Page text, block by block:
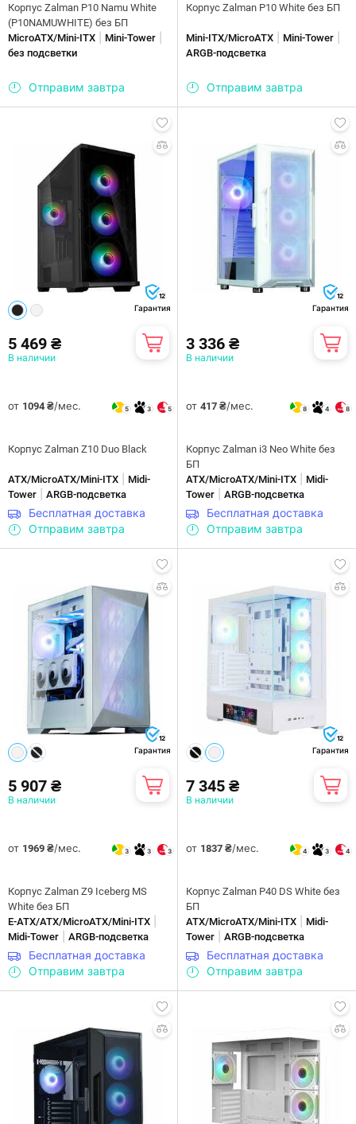
Корпус Zalman P10 Namu White
(P10NAMUWHITE) без БП
MicroATX/Mini-ITX
Mini-Tower
без подсветки
Отправим завтра
Корпус Zalman P10 White без БП
Mini-ITX/MicroATX Mini-Tower
ARGB-подсветка
Отправим завтра
12
Гарантия
5 469 ₴
В наличии
от 1094 ₴/мес. 5 3 5
Корпус Zalman Z10 Duo Black
ATX/MicroATX/Mini-ITX
Midi-
Tower
ARGB-подсветка
Бесплатная доставка
Отправим завтра
12
Гарантия
3 336 ₴
В наличии
от 417 ₴/мес. 8 4 8
Корпус Zalman i3 Neo White без
БП
ATX/MicroATX/Mini-ITX
Midi-
Tower
ARGB-подсветка
Бесплатная доставка
Отправим завтра
12
Гарантия
5 907 ₴
В наличии
от 1969 ₴/мес. 3 3 3
Корпус Zalman Z9 Iceberg MS
White без БП
E-ATX/ATX/MicroATX/Mini-ITX
Midi-Tower ARGB-подсветка
Бесплатная доставка
Отправим завтра
12
Гарантия
7 345 ₴
В наличии
от 1837 ₴/мес. 4 3 4
Корпус Zalman P40 DS White без
БП
ATX/MicroATX/Mini-ITX
Midi-
Tower
ARGB-подсветка
Бесплатная доставка
Отправим завтра